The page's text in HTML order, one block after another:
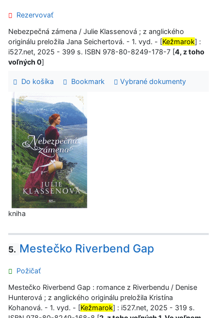
Rezervovať
Nebezpečná zámena / Julie Klassenová ; z anglického
originálu preložila Jana Seichertová. - 1. vyd. - [Kežmarok] :
i527.net, 2025 - 399 s. ISBN 978-80-8249-178-7 [4, z toho
voľných 0]
Do košíka Bookmark Vybrané dokumenty
kniha
5. Mestečko Riverbend Gap
Požičať
Mestečko Riverbend Gap : romance z Riverbendu / Denise
Hunterová ; z anglického originálu preložila Kristína
Kohanová. - 1. vyd. - [Kežmarok] : i527.net, 2025 - 319 s.